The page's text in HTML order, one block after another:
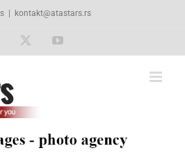
kontakt@atastars.rs
Facebook YouTube